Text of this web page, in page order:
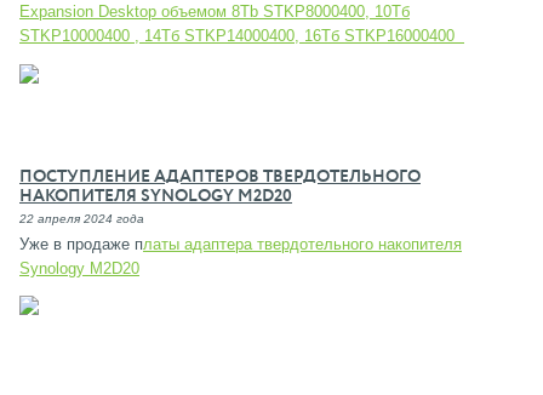
Expansion Desktop объемом 8Tb STKP8000400, 10Тб
STKP10000400 , 14Тб STKP14000400, 16Тб STKP16000400
ПОСТУПЛЕНИЕ АДАПТЕРОВ ТВЕРДОТЕЛЬНОГО
НАКОПИТЕЛЯ SYNOLOGY M2D20
22 апреля 2024 года
Уже в продаже платы адаптера твердотельного накопителя
Synology M2D20